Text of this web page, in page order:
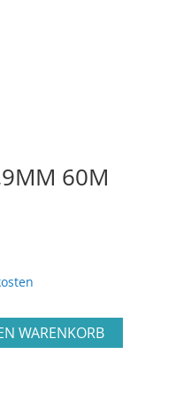
60M
WARENKORB